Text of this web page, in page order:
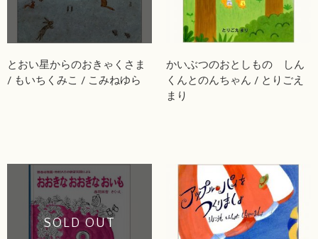
とおい星からのおきゃくさま
/ もいちくみこ / こみねゆら
かいぶつのおとしもの しん
くんとのんちゃん / とりごえ
まり
SOLD OUT